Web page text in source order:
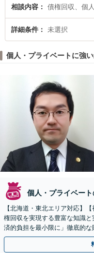
『個人・プライベートの債権回
検索したい』『初回相談無料で
る米沢市内の弁護士に相談予約
相談内容 債権回収、個
詳細条件 未選択
個人・プライベートに強
個人・プライベー
【北海道・東北エリア対応】
権回収を実現する豊富な知識
済的負担を最小限に」徹底的
社、食品会社、不動産オーナ